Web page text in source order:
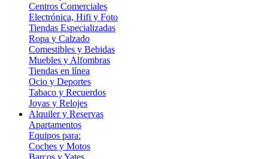
Centros Comerciales
Electrónica, Hifi y Foto
Tiendas Especializadas
Ropa y Calzado
Comestibles y Bebidas
Muebles y Alfombras
Tiendas en línea
Ocio y Deportes
Tabaco y Recuerdos
Joyas y Relojes
Alquiler y Reservas
Apartamentos
Equipos para:
Coches y Motos
Barcos y Yates